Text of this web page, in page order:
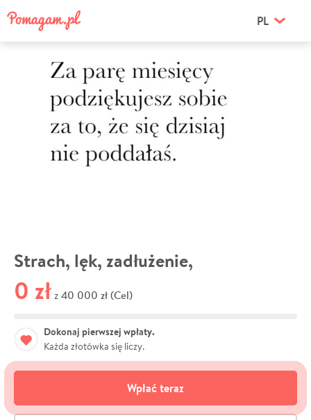
PL
Strach, lęk, zadłużenie,
0 zł z 40 000 zł (Cel)
Dokonaj pierwszej wpłaty.
Każda złotówka się liczy.
Wpłać teraz